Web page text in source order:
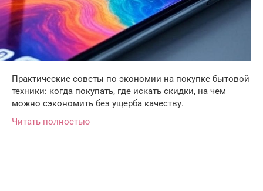
Практические советы по экономии на покупке бытовой
техники: когда покупать, где искать скидки, на чем
можно сэкономить без ущерба качеству.
Читать полностью